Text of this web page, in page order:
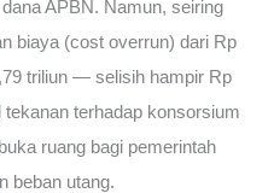
APBN. Namun, seiring
biaya (cost overrun) dari Rp
triliun — selisih hampir Rp
terhadap konsorsium
ruang bagi pemerintah
beban utang.